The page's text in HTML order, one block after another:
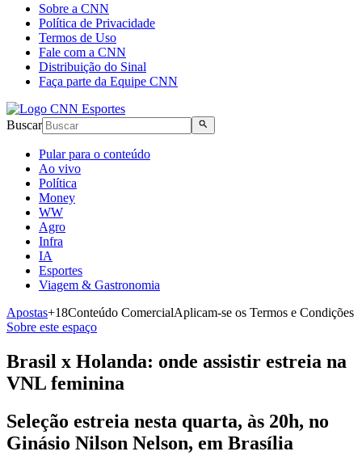
Sobre a CNN
Política de Privacidade
Termos de Uso
Fale com a CNN
Distribuição do Sinal
Faça parte da Equipe CNN
Buscar
Pular para o conteúdo
Ao vivo
Política
Money
WW
Agro
Infra
IA
Esportes
Viagem & Gastronomia
Apostas+18Conteúdo ComercialAplicam-se os Termos e Condições
Sobre este espaço
Brasil x Holanda: onde assistir estreia na
VNL feminina
Seleção estreia nesta quarta, às 20h, no
Ginásio Nilson Nelson, em Brasília